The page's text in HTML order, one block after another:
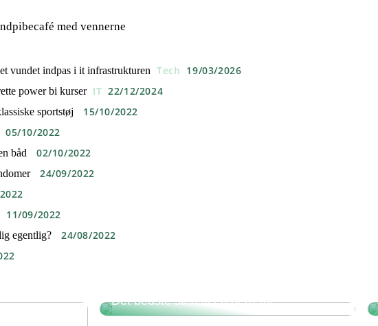
med vennerne
vundet indpas i it infrastrukturen Tech 19/03/2026
power bi kurser IT 22/12/2024
sportstøj 15/10/2022
05/10/2022
båd 02/10/2022
24/09/2022
11/09/2022
egentlig? 24/08/2022
Det bedste sted til en herretur